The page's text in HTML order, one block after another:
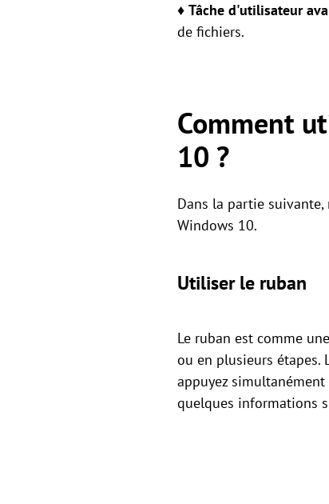
♦ Tâche d'utilisateur
de fichiers.
Comment
10 ?
Dans la partie
Windows 10.
Utiliser le ruban
Le ruban est comme
ou en plusieurs étapes.
appuyez
quelques informations